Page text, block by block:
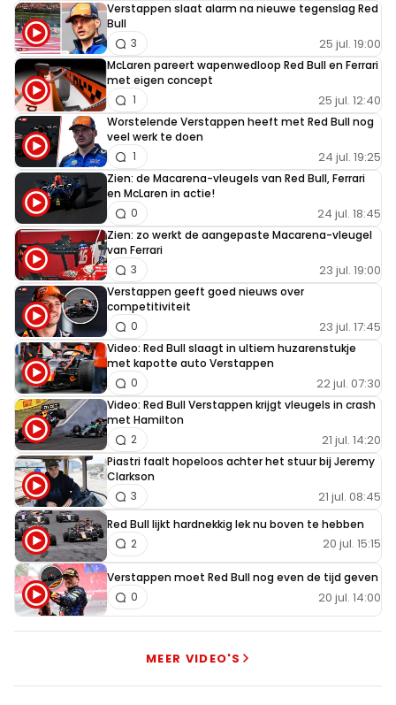
Verstappen slaat alarm na nieuwe tegenslag Red
Bull
25 jul. 19:00
3
McLaren pareert wapenwedloop Red Bull en Ferrari
met eigen concept
25 jul. 12:40
1
Worstelende Verstappen heeft met Red Bull nog
veel werk te doen
24 jul. 19:25
1
Zien: de Macarena-vleugels van Red Bull, Ferrari
en McLaren in actie!
24 jul. 18:45
0
Zien: zo werkt de aangepaste Macarena-vleugel
van Ferrari
23 jul. 19:00
3
Verstappen geeft goed nieuws over
competitiviteit
23 jul. 17:45
0
Video: Red Bull slaagt in ultiem huzarenstukje
met kapotte auto Verstappen
22 jul. 07:30
0
Video: Red Bull Verstappen krijgt vleugels in crash
met Hamilton
21 jul. 14:20
2
Piastri faalt hopeloos achter het stuur bij Jeremy
Clarkson
21 jul. 08:45
3
Red Bull lijkt hardnekkig lek nu boven te hebben
20 jul. 15:15
2
Verstappen moet Red Bull nog even de tijd geven
20 jul. 14:00
0
MEER VIDEO'S